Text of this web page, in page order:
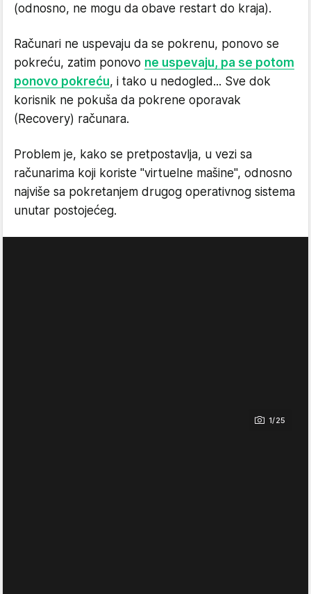
(odnosno, ne mogu da obave restart do kraja).
Računari ne uspevaju da se pokrenu, ponovo se
pokreću, zatim ponovo ne uspevaju, pa se potom
ponovo pokreću, i tako u nedogled... Sve dok
korisnik ne pokuša da pokrene oporavak
(Recovery) računara.
Problem je, kako se pretpostavlja, u vezi sa
računarima koji koriste "virtuelne mašine", odnosno
najviše sa pokretanjem drugog operativnog sistema
unutar postojećeg.
1/25